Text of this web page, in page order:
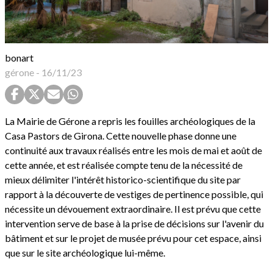
bonart
gérone - 16/11/23
La Mairie de Gérone a repris les fouilles archéologiques de la
Casa Pastors de Girona. Cette nouvelle phase donne une
continuité aux travaux réalisés entre les mois de mai et août de
cette année, et est réalisée compte tenu de la nécessité de
mieux délimiter l'intérêt historico-scientifique du site par
rapport à la découverte de vestiges de pertinence possible, qui
nécessite un dévouement extraordinaire. Il est prévu que cette
intervention serve de base à la prise de décisions sur l'avenir du
bâtiment et sur le projet de musée prévu pour cet espace, ainsi
que sur le site archéologique lui-même.